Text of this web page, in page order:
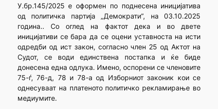
У.бр.145/2025 е оформен по поднесена иницијатива
од политичка партија „Демократи”, на 03.10.2025
година.. Со оглед на фактот дека и во двете
иницијативи се бара да се оцени уставноста на исти
одредби од ист закон, согласно член 25 од Актот на
Судот, се води единствена постапка и ќе биде
донесена една одлука. Имено, оспорени се членовите
75-ѓ, 76-д, 78 и 78-а од Изборниот законик кои се
однесуваат на платеното политичко рекламирање во
медиумите.